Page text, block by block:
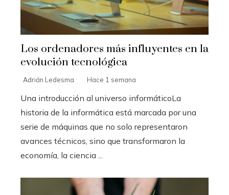
Los ordenadores más influyentes en la
evolución tecnológica
Adrián Ledesma Hace 1 semana
Una introducción al universo informáticoLa
historia de la informática está marcada por una
serie de máquinas que no solo representaron
avances técnicos, sino que transformaron la
economía, la ciencia ...